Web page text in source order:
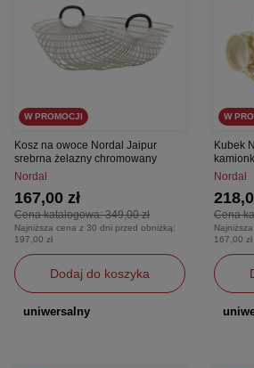
W PROMOCJI
Kosz na owoce Nordal Jaipur
srebrna żelazny chromowany
Nordal
Cena katalogowa:349,00 zł
167,00 zł
Najniższa cena z 30 dni przed obniżką:
197,00 zł
Dodaj do koszyka
uniwersalny
W
Kubek
Nordal
Cena
167,00 zł